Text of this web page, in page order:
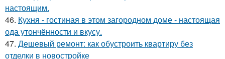
настоящим.
46. Кухня - гостиная в этом загородном доме - настоящая
ода утончённости и вкусу.
47. Дешевый ремонт: как обустроить квартиру без
отделки в новостройке